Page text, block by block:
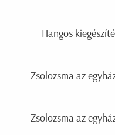
Hangos
Zsolozsma az
Zsolozsma az